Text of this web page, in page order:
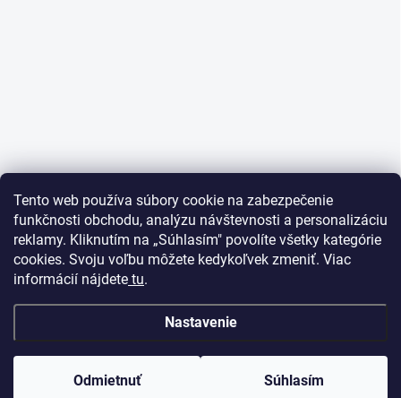
Tento web používa súbory cookie na zabezpečenie
funkčnosti obchodu, analýzu návštevnosti a personalizáciu
reklamy. Kliknutím na „Súhlasím" povolíte všetky kategórie
cookies. Svoju voľbu môžete kedykoľvek zmeniť. Viac
informácií nájdete tu.
Nastavenie
Odmietnuť Súhlasím